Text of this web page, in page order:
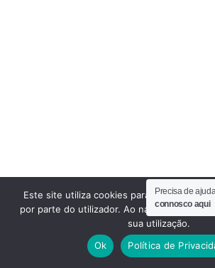
Precisa de
connosco aqui
Este site utiliza cookies para permitir uma
por parte do utilizador. Ao navegar no site
sua utilização.
Ok
Política de